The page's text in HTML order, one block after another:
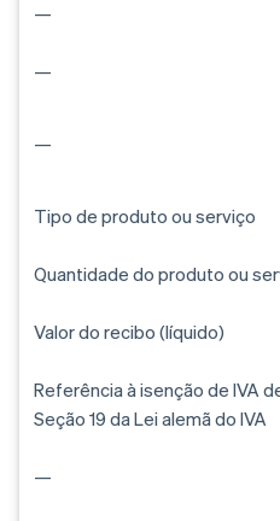
—
—
—
Tipo de produto ou serviço
Quantidade do produto ou
Valor do recibo (líquido)
Referência à isenção de IVA
Seção 19 da Lei alemã do IVA
—